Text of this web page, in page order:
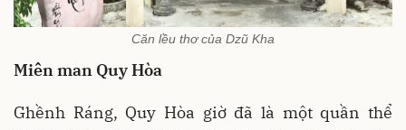
Căn lều thơ của Dzũ Kha
Miên man Quy Hòa
Ghềnh Ráng, Quy Hòa giờ đã là một quần thể